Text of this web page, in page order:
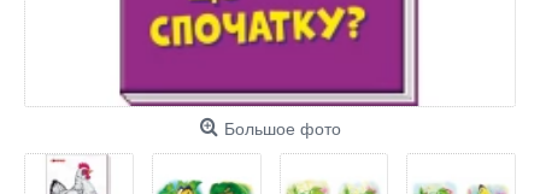
Большое фото